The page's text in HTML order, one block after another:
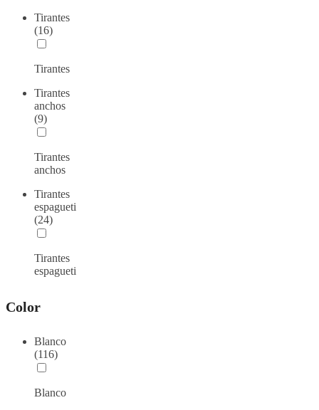
Tirantes
(16)
Tirantes
Tirantes
anchos
(9)
Tirantes
anchos
Tirantes
espagueti
(24)
Tirantes
espagueti
Color
Blanco
(116)
Blanco